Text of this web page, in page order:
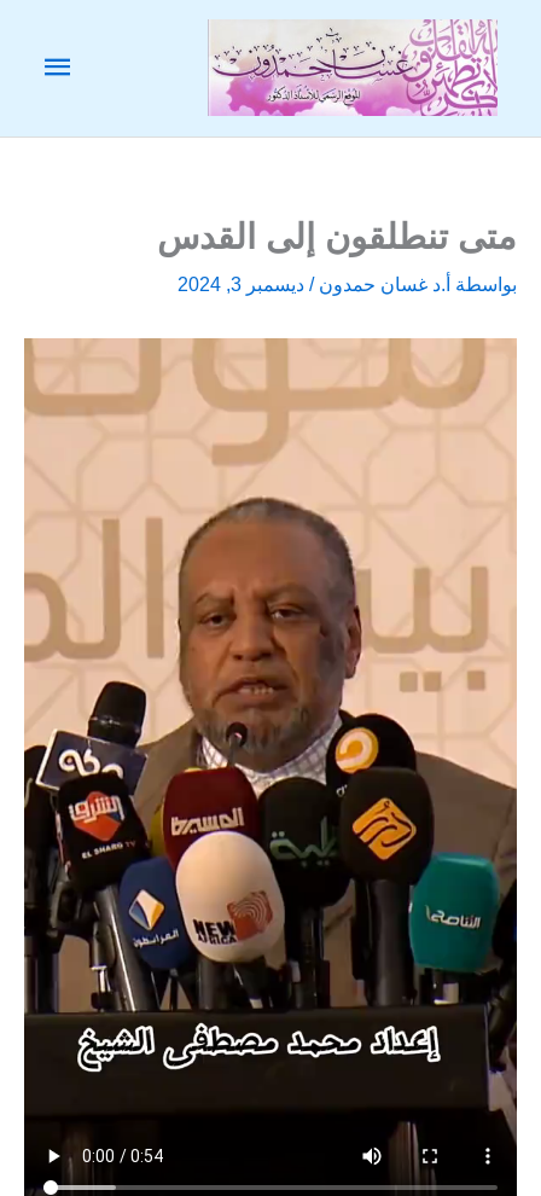
تخطي
المحتوى
متى تنطلقون إلى القدس
بواسطة أ.د غسان حمدون/ ديسمبر 3, 2024